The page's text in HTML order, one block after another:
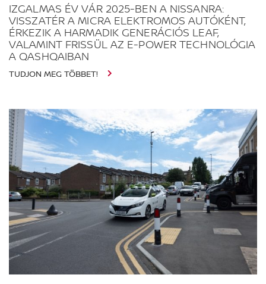
IZGALMAS ÉV VÁR 2025-BEN A NISSANRA:
VISSZATÉR A MICRA ELEKTROMOS AUTÓKÉNT,
ÉRKEZIK A HARMADIK GENERÁCIÓS LEAF,
VALAMINT FRISSÜL AZ E-POWER TECHNOLÓGIA
A QASHQAIBAN
TUDJON MEG TÖBBET!